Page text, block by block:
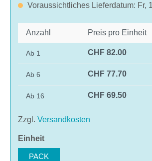
Voraussichtliches Lieferdatum: Fr,
Anzahl Preis pro Einheit
Ab 1 CHF 82.00
Ab 6 CHF 77.70
Ab 16 CHF 69.50
Zzgl. Versandkosten
Einheitauswählen
PACK